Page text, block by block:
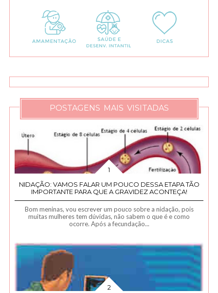
POSTAGENS MAIS VISITADAS
NIDAÇÃO: VAMOS FALAR UM POUCO DESSA ETAPA TÃO
IMPORTANTE PARA QUE A GRAVIDEZ ACONTEÇA!
Bom meninas, vou escrever um pouco sobre a nidação, pois
muitas mulheres tem dúvidas, não sabem o que é e como
ocorre. Após a fecundação...